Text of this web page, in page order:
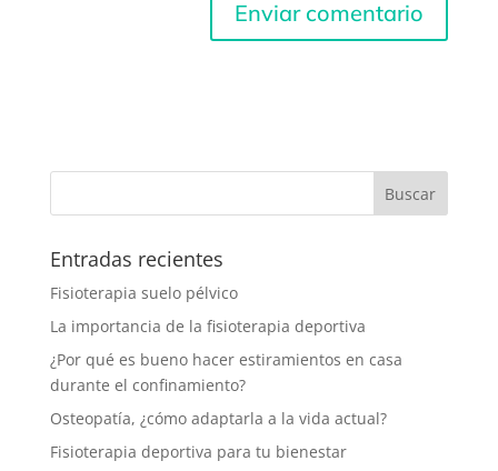
Entradas recientes
Fisioterapia suelo pélvico
La importancia de la fisioterapia deportiva
¿Por qué es bueno hacer estiramientos en casa
durante el confinamiento?
Osteopatía, ¿cómo adaptarla a la vida actual?
Fisioterapia deportiva para tu bienestar